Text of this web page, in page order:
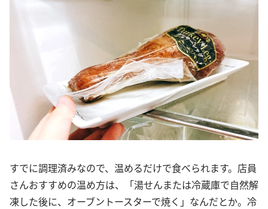
すでに調理済みなので、温めるだけで食べられます。店員
さんおすすめの温め方は、「湯せんまたは冷蔵庫で自然解
凍した後に、オーブントースターで焼く」なんだとか。冷